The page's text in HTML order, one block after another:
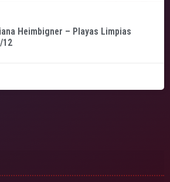
Heimbigner – Playas Limpias
12